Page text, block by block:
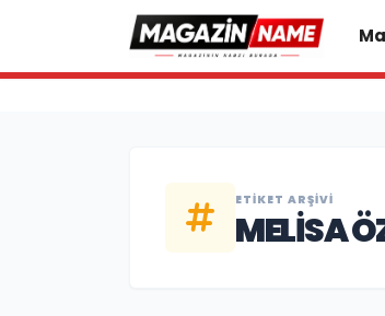
ETIKET ARŞIVI
MELISA